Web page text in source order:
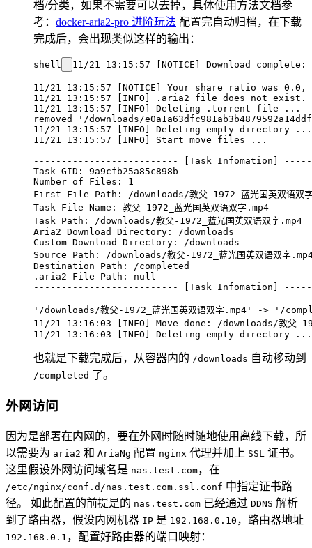
档/分类，如果不需要可以去掉，具体使用方法文档参
考： docker-aria2-pro 进阶玩法 配置完自动归档，在下载
完成后，会出现类似这样的输出：
shell 11/21 13:15:57 [NOTICE] Download complete: /
11/21 13:15:57 [NOTICE] Your share ratio was 0.0,
11/21 13:15:57 [INFO] .aria2 file does not exist.
11/21 13:15:57 [INFO] Deleting .torrent file ...
removed '/downloads/
11/21 13:15:57 [INFO] Deleting empty directory ...
11/21 13:15:57 [INFO] Start move files ...
-------------------------- [Task Infomation]
Task GID: 9a9cfb25a85c898b
Number of Files: 1
First File Path: /downloads/教父-1972_蓝光国英双语双
Task File Name: 教父-1972_蓝光国英双语双字.mp4
Task Path: /downloads/教父-1972_蓝光国英双语双字.mp4
Aria2 Download Directory: /downloads
Custom Download Directory: /downloads
Source Path: /downloads/教父-1972_蓝光国英双语双字
Destination Path: /completed
.aria2 File Path: null
-------------------------- [Task Infomation]
'/downloads/教父-1972_蓝光国英双语双字.mp4' -> '/
11/21 13:16:03 [INFO] Move done: /downloads/教父-
也就是下载完成后，从容器内的 /downloads 自动移动到
/completed 了。
外网访问
因为是部署在内网的，要在外网时随时随地使用离线下载，所
以需要为 aria2 和 AriaNg 配置 nginx 代理并加上 SSL 证书。
这里假设外网访问域名是 nas.test.com，在
/etc/nginx/conf.d/nas.test.com.ssl.conf 中指定证书路
径。 如此配置的前提是的 nas.test.com 已经通过 DDNS 解析
到了路由器，假设内网机器 IP 是 192.168.0.10 ，路由器地址
192.168.0.1 ，配置好路由器的端口映射：